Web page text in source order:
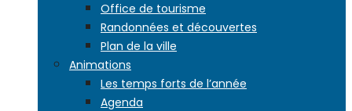
Office de tourisme
Randonnées et découvertes
Plan de la ville
Animations
Les temps forts de l’année
Agenda